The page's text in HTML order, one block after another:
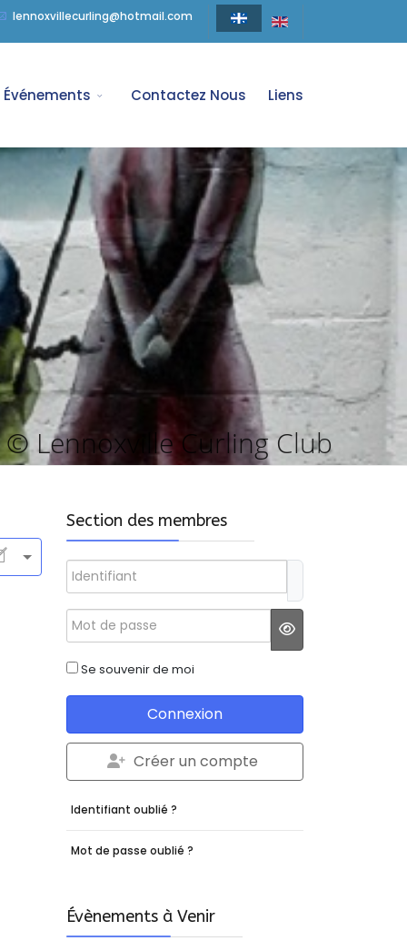
lennoxvillecurling@hotmail.com
Événements Contactez Nous Liens
© Lennoxville Curling Club
Section des membres
Identifiant
Mot de passe
Se souvenir de moi
Connexion
Créer un compte
Identifiant oublié ?
Mot de passe oublié ?
Évènements à Venir